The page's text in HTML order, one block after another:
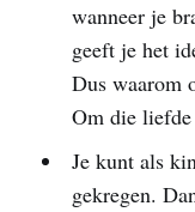
wanneer je
geeft je het
Dus waarom
Om die
Je kunt als
gekregen.